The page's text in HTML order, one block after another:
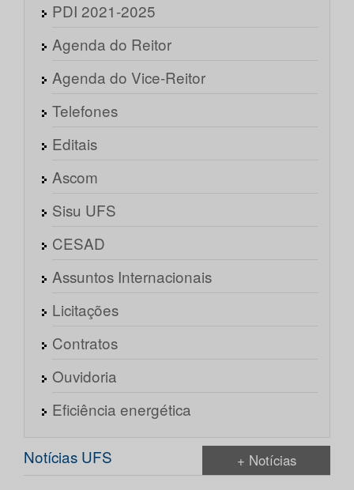
PDI 2021-2025
Agenda do Reitor
Agenda do Vice-Reitor
Telefones
Editais
Ascom
Sisu UFS
CESAD
Assuntos Internacionais
Licitações
Contratos
Ouvidoria
Eficiência energética
Notícias UFS + Notícias